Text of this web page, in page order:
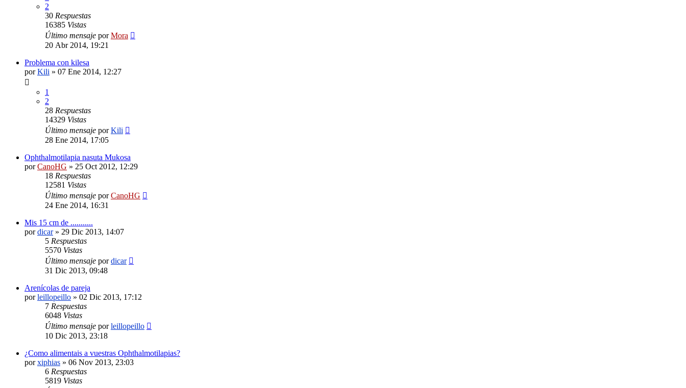
2
30 Respuestas
16385 Vistas
Último mensaje porMora
20 Abr 2014, 19:21
Problema con kilesa
porKili » 07 Ene 2014, 12:27
1
2
28 Respuestas
14329 Vistas
Último mensaje porKili
28 Ene 2014, 17:05
Ophthalmotilapia nasuta Mukosa
porCanoHG » 25 Oct 2012, 12:29
18 Respuestas
12581 Vistas
Último mensaje porCanoHG
24 Ene 2014, 16:31
Mis 15 cm de ...........
pordicar» 29 Dic 2013, 14:07
5 Respuestas
5570 Vistas
Último mensaje pordicar
31 Dic 2013, 09:48
Arenícolas de pareja
porleillopeillo » 02 Dic 2013, 17:12
7 Respuestas
6048 Vistas
Último mensaje porleillopeillo
10 Dic 2013, 23:18
¿Como alimentais a vuestras Ophthalmotilapias?
porxiphias » 06 Nov 2013, 23:03
6 Respuestas
5819 Vistas